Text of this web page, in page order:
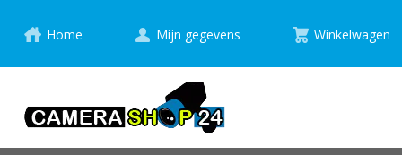
Home Mijn gegevens Winkelwagen